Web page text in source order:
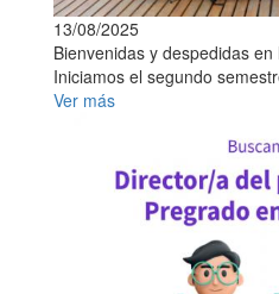
13/08/2025
Bienvenidas y despedidas
Iniciamos el segundo
Ver más